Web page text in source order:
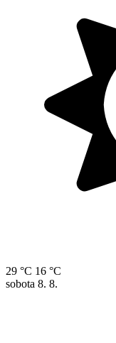
29 °C 16 °C
sobota 8. 8.